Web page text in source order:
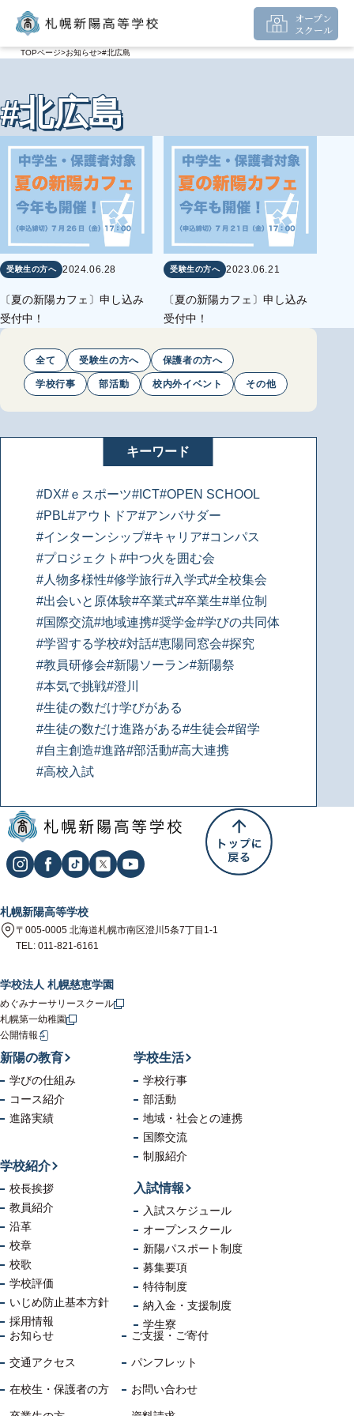
オープン
スクール
TOPページ お知らせ #北広島
#北広島
受験生の方へ 2024.06.28
〔夏の新陽カフェ〕申し込み
受付中！
受験生の方へ 2023.06.21
〔夏の新陽カフェ〕申し込み
受付中！
全て 受験生の方へ 保護者の方へ
学校行事 部活動 校内外イベント その他
キーワード
#DX#ｅスポーツ#ICT#OPEN SCHOOL
#PBL#アウトドア#アンバサダー
#インターンシップ#キャリア#コンパス
#プロジェクト #中つ火を囲む会
#人物多様性#修学旅行#入学式#全校集会
#出会いと原体験#卒業式#卒業生#単位制
#国際交流#地域連携#奨学金#学びの共同体
#学習する学校#対話#恵陽同窓会#探究
#教員研修会#新陽ソーラン#新陽祭
#本気で挑戦#澄川
#生徒の数だけ学びがある
#生徒の数だけ進路がある#生徒会#留学
#自主創造#進路#部活動#高大連携
#高校入試
札幌新陽高等学校
〒005-0005 北海道札幌市南区澄川5条7丁目1-1
TEL: 011-821-6161
学校法人 札幌慈恵学園
めぐみナーサリースクール
札幌第一幼稚園
公開情報
新陽の教育
学びの仕組み
コース紹介
進路実績
学校生活
学校行事
部活動
地域・社会との連携
国際交流
制服紹介
学校紹介
校長挨拶
教員紹介
沿革
校章
校歌
学校評価
いじめ防止基本方針
採用情報
入試情報
入試スケジュール
オープンスクール
新陽パスポート制度
募集要項
特待制度
納入金・支援制度
学生寮
お知らせ
交通アクセス
在校生・保護者の方
ご支援・ご寄付
パンフレット
お問い合わせ